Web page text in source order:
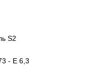
S2
- E 6,3